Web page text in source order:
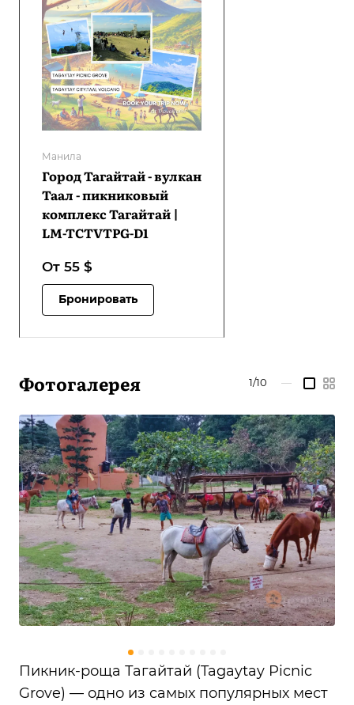
Манила
Город Тагайтай - вулкан
Таал - пикниковый
комплекс Тагайтай |
LM-TCTVTPG-D1
От 55 $
Бронировать
Фотогалерея 1/10 —
Пикник-роща Тагайтай (Tagaytay Picnic
Grove) — одно из самых популярных мест